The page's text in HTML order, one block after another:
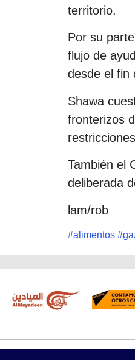
territorio.
Por su
flujo de
desde el fin
Shawa
fronterizos
También el
deliberada
lam/rob
#alimentos #